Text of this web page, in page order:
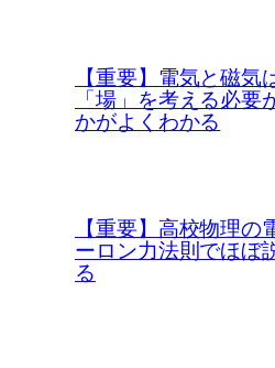
【重要】電気と磁気
「場」を考える必要
かがよくわかる
【重要】高校物理の
ーロン力法則でほぼ
る